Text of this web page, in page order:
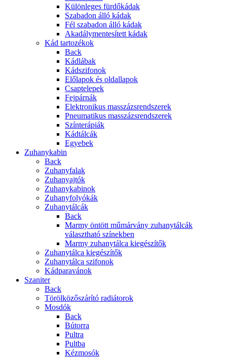
Különleges fürdőkádak
Szabadon álló kádak
Fél szabadon álló kádak
Akadálymentesített kádak
Kád tartozékok
Back
Kádlábak
Kádszifonok
Előlapok és oldallapok
Csaptelepek
Fejpárnák
Elektronikus masszázsrendszerek
Pneumatikus masszázsrendszerek
Színterápiák
Kádtálcák
Egyebek
Zuhanykabin
Back
Zuhanyfalak
Zuhanyajtók
Zuhanykabinok
Zuhanyfolyókák
Zuhanytálcák
Back
Marmy öntött műmárvány zuhanytálcák
választható színekben
Marmy zuhanytálca kiegészítők
Zuhanytálca kiegészítők
Zuhanytálca szifonok
Kádparavánok
Szaniter
Back
Törölközőszárító radiátorok
Mosdók
Back
Bútorra
Pultra
Pultba
Kézmosók